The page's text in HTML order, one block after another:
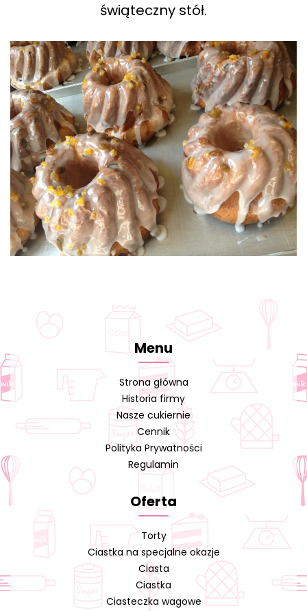
świąteczny stół.
Menu
Strona główna
Historia firmy
Nasze cukiernie
Cennik
Polityka Prywatności
Regulamin
Oferta
Torty
Ciastka na specjalne okazje
Ciasta
Ciastka
Ciasteczka wagowe